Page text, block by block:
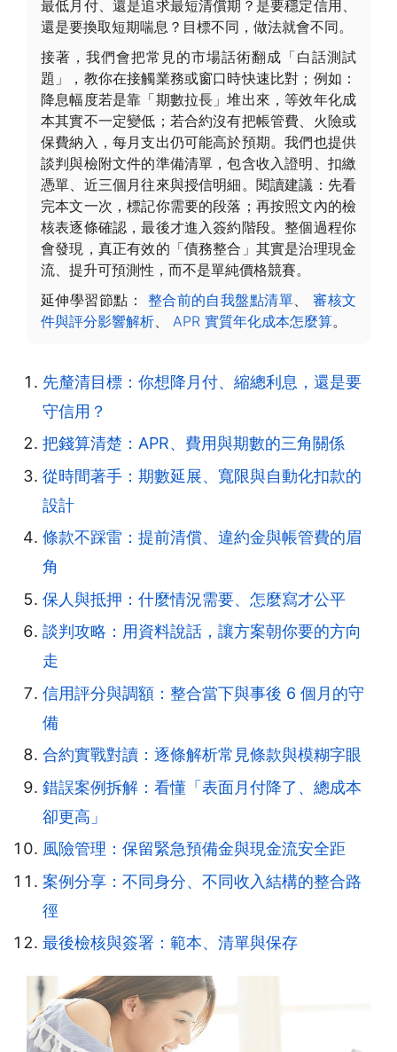
最低月付、還是追求最短清償期？是要穩定信用、
還是要換取短期喘息？目標不同，做法就會不同。
接著，我們會把常見的市場話術翻成「白話測試
題」，教你在接觸業務或窗口時快速比對；例如：
降息幅度若是靠「期數拉長」堆出來，等效年化成
本其實不一定變低；若合約沒有把帳管費、火險或
保費納入，每月支出仍可能高於預期。我們也提供
談判與檢附文件的準備清單，包含收入證明、扣繳
憑單、近三個月往來與授信明細。閱讀建議：先看
完本文一次，標記你需要的段落；再按照文內的檢
核表逐條確認，最後才進入簽約階段。整個過程你
會發現，真正有效的「債務整合」其實是治理現金
流、提升可預測性，而不是單純價格競賽。
延伸學習節點：
整合前的自我盤點清單
審核文
件與評分影響解析
APR 實質年化成本怎麼算。
先釐清目標：你想降月付、縮總利息，還是要
守信用？
把錢算清楚：APR、費用與期數的三角關係
從時間著手：期數延展、寬限與自動化扣款的
設計
條款不踩雷：提前清償、違約金與帳管費的眉
角
保人與抵押：什麼情況需要、怎麼寫才公平
談判攻略：用資料說話，讓方案朝你要的方向
走
信用評分與調額：整合當下與事後 6 個月的守
備
合約實戰對讀：逐條解析常見條款與模糊字眼
錯誤案例拆解：看懂「表面月付降了、總成本
卻更高」
風險管理：保留緊急預備金與現金流安全距
案例分享：不同身分、不同收入結構的整合路
徑
最後檢核與簽署：範本、清單與保存